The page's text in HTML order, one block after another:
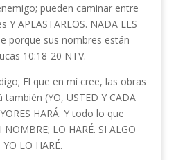
pueden caminar entre
Y APLASTARLOS. NADA LES
porque sus nombres están
10:18-20 NTV.
El que en mí cree, las obras
(YO, USTED Y CADA
HARÁ. Y todo lo que
LO HARÉ. SI ALGO
LO HARÉ.